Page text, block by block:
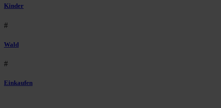
Kinder
#
Wald
#
Einkaufen